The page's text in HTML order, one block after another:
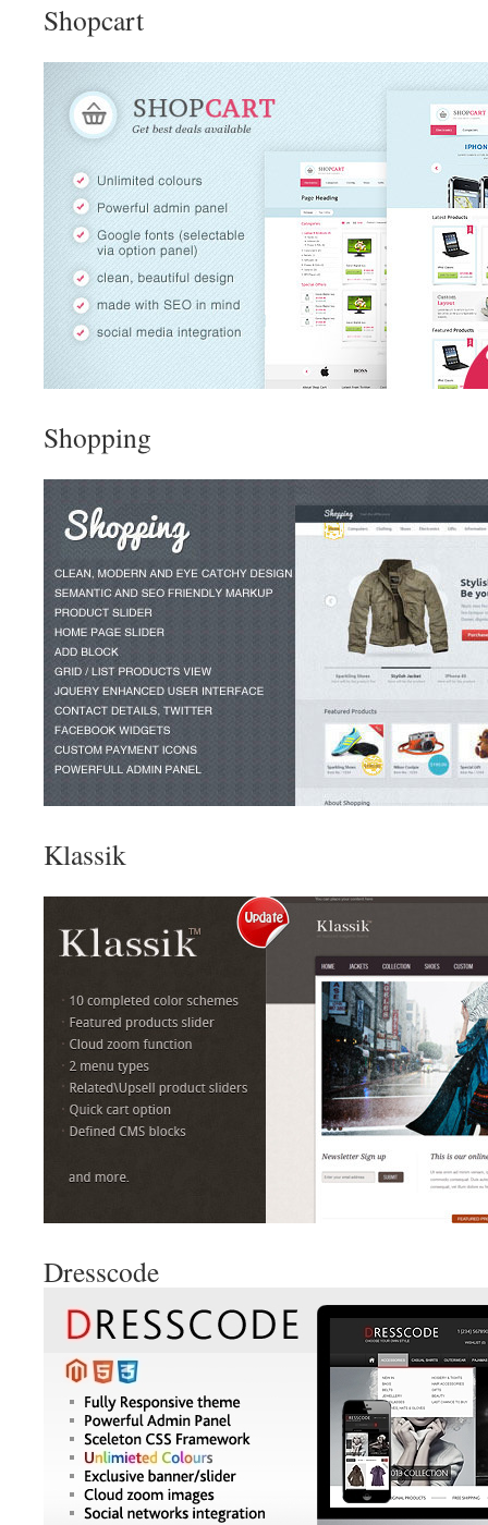
Shopcart
Shopping
Klassik
Dresscode